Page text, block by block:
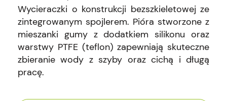
Wycieraczki o konstrukcji bezszkieletowej ze
zintegrowanym spojlerem. Pióra stworzone z
mieszanki gumy z dodatkiem silikonu oraz
warstwy PTFE (teflon) zapewniają skuteczne
zbieranie wody z szyby oraz cichą i długą
pracę.